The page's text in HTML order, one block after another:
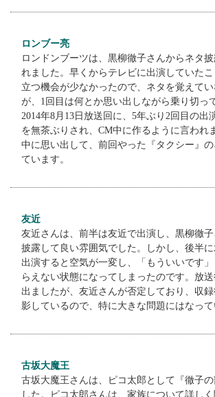
ロンブー亮
ロンドンブーツは、黒柳徹子さんからネタ
れました。早くからテレビに出演していた
立つ機会が少なかったので、ネタを覚えて
が、1回目は何とか思い出しながら乗り切っ
2014年8月13日放送回に、5年ぶり2回目の出
を無茶ぶりされ、CM中に作るように言われ
中に思い出して、前回やった『タクシー』
ています。
友近
友近さんは、前半は友近で出演し、黒柳徹
披露して良い雰囲気でした。しかし、後半
出演すると空気が一変し、「もういいです
らえない状態になってしまったのです。放
出ましたが、友近さんが否定しており、収
影しているので、特に大きな問題にはなって
古坂大魔王
古坂大魔王さんは、ピコ太郎として『徹子
した。ピコ太郎さんは、家族について詳し